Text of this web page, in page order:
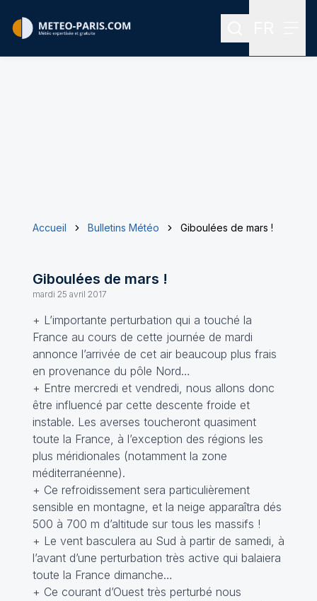
Rechercher
Accueil Bulletins Météo Giboulées de mars !
Giboulées de mars !
mardi 25 avril 2017
+ L’importante perturbation qui a touché la
France au cours de cette journée de mardi
annonce l’arrivée de cet air beaucoup plus frais
en provenance du pôle Nord…
+ Entre mercredi et vendredi, nous allons donc
être influencé par cette descente froide et
instable. Les averses toucheront quasiment
toute la France, à l’exception des régions les
plus méridionales (notamment la zone
méditerranéenne).
+ Ce refroidissement sera particulièrement
sensible en montagne, et la neige apparaîtra dés
500 à 700 m d’altitude sur tous les massifs !
+ Le vent basculera au Sud à partir de samedi, à
l’avant d’une perturbation très active qui balaiera
toute la France dimanche…
+ Ce courant d’Ouest très perturbé nous